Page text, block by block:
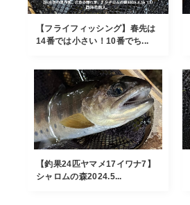
【フライフィッシング】春先は
14番では小さい！10番でち...
【釣果24匹ヤマメ17イワナ7】
シャロムの森2024.5...